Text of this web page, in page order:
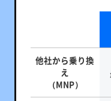
他社から乗り換
え
（MNP）